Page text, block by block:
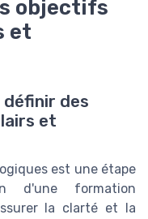
objectifs
et
définir des
et
est une étape
d'une formation
la clarté et la